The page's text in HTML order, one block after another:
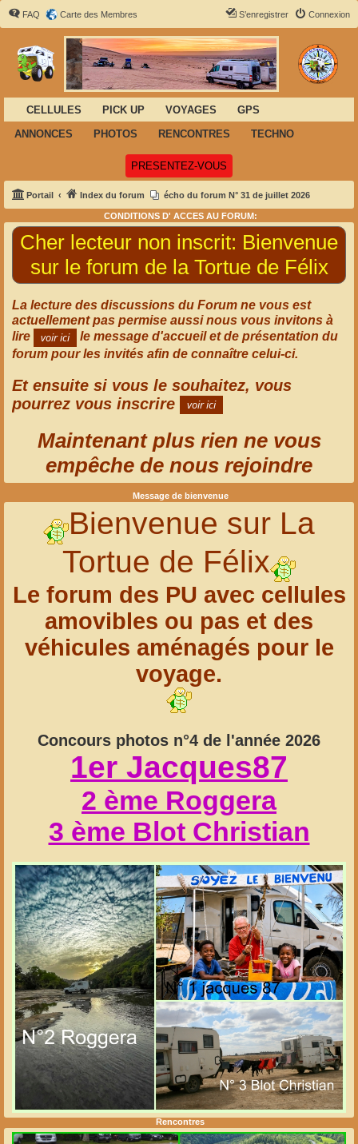
FAQ Carte des Membres Connexion
S’enregistrer
CELLULES PICK UP VOYAGES
GPS
ANNONCES
PHOTOS RENCONTRES TECHNO
PRESENTEZ-VOUS
Portail Index du forum écho du forum N° 31 de juillet 2026
CONDITIONS D' ACCÈS AU FORUM:
Cher lecteur non inscrit: Bienvenue
sur le forum de la Tortue de Félix
La lecture des discussions du Forum ne vous est
actuellement pas permise aussi nous vous invitons à
lire
le message d'accueil et de présentation du
forum pour les invités afin de connaître celui-ci.
Et ensuite si vous le souhaitez, vous
pourrez vous inscrire
Maintenant plus rien ne vous
empêche de nous rejoindre
Message de bienvenue
Bienvenue sur La
Tortue de Félix
Le forum des PU avec cellules
amovibles ou pas et des
véhicules aménagés pour le
voyage.
Concours photos n°4 de l'année 2026
1er Jacques87
2 ème Roggera
3 ème Blot Christian
Rencontres